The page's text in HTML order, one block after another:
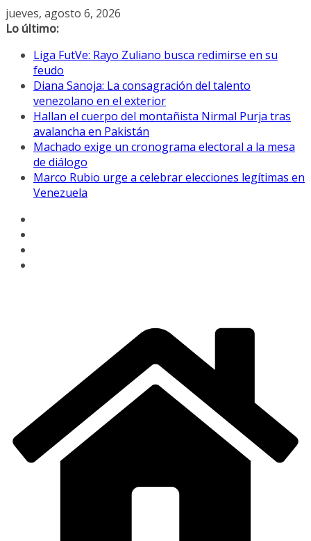
Saltar
al
jueves, agosto 6, 2026
Lo último:
Liga FutVe: Rayo Zuliano busca redimirse en su
feudo
Diana Sanoja: La consagración del talento
venezolano en el exterior
Hallan el cuerpo del montañista Nirmal Purja tras
avalancha en Pakistán
Machado exige un cronograma electoral a la mesa
de diálogo
Marco Rubio urge a celebrar elecciones legítimas en
Venezuela